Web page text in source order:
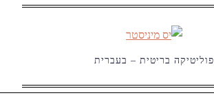
פוליטיקה בריטית – בעברית